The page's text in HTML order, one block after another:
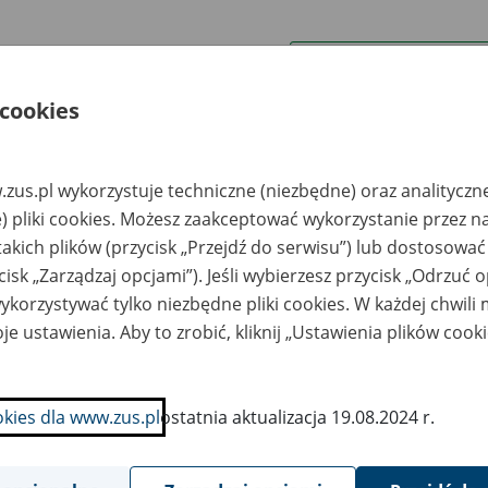
uwagi można przesyłać poprzez
Ukryj wszystkie pozycje bazy
pracy
Miejsce
przechowywania
dokumentów
Nr zespołu akt w
archiwum
państwowym
Daty
w
- Pabianice,
Sp. z o.o. e-mail:
biuro@ulmex.eu, tel.
+48 62 736 11 20,
wykorzystuje techniczne (niezbędne) oraz
pliki cookies. Możesz zaakceptować wykorzystanie przez
plików (przycisk „Przejdź do serwisu”) lub
„Zarządzaj opcjami”). Jeśli wybierzesz przycisk „Odrzuć
tylko niezbędne pliki cookies. W każdej chwili
ustawienia. Aby to zrobić, kliknij „Ustawienia plików
dla www.zus.plostatnia aktualizacja 19.08.2024 r.